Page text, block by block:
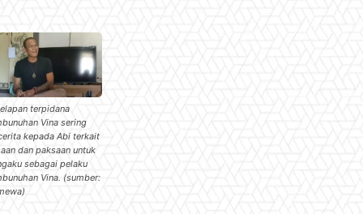
terpidana
Vina sering
kepada Abi terkait
dan paksaan untuk
sebagai pelaku
Vina. (sumber: